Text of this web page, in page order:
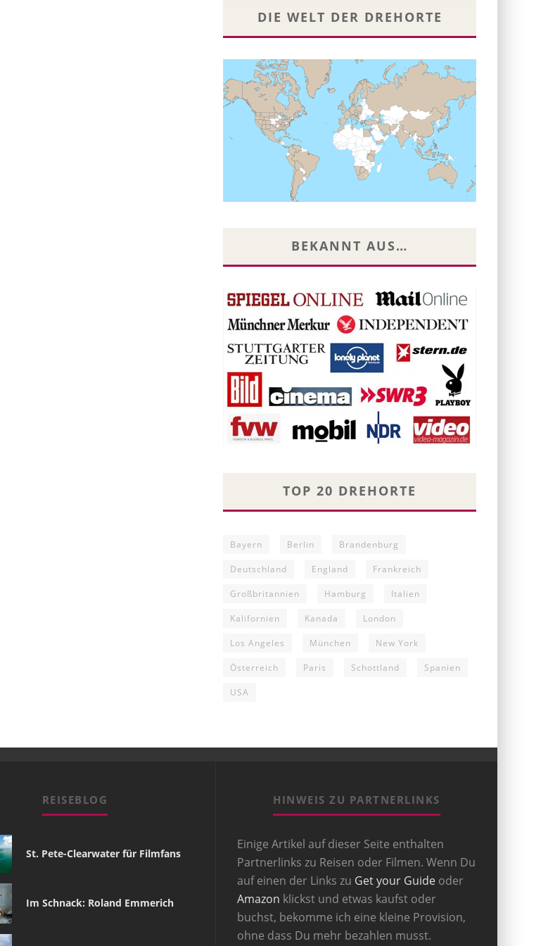
DIE WELT DER DREHORTE
BEKANNT AUS…
TOP 20 DREHORTE
Bayern Berlin Brandenburg
Deutschland England Frankreich
Großbritannien Hamburg Italien
Kalifornien Kanada London
Los Angeles München New York
Österreich Paris Schottland Spanien
USA
REISEBLOG
St. Pete-Clearwater für Filmfans
Im Schnack: Roland Emmerich
HINWEIS ZU PARTNERLINKS
Einige Artikel auf dieser Seite enthalten
Partnerlinks zu Reisen oder Filmen. Wenn Du
auf einen der Links zu Get your Guide oder
Amazon klickst und etwas kaufst oder
buchst, bekomme ich eine kleine Provision,
ohne dass Du mehr bezahlen musst.